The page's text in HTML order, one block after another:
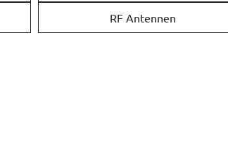
RF Antennen